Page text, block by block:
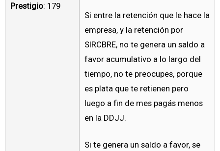
Prestigio: 179
Si entre la retención que le hace la
empresa, y la retención por
SIRCBRE, no te genera un saldo a
favor acumulativo a lo largo del
tiempo, no te preocupes, porque
es plata que te retienen pero
luego a fin de mes pagás menos
en la DDJJ.
Si te genera un saldo a favor, se